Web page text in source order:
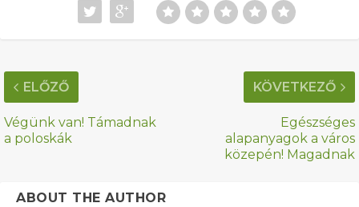
ELŐZŐ
Végünk van! Támadnak
a poloskák
KÖVETKEZŐ
Egészséges
alapanyagok a város
közepén! Magadnak
ABOUT THE AUTHOR